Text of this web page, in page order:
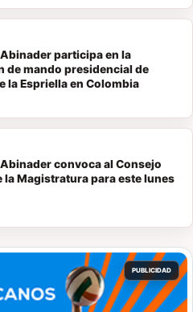
participa en la
de mando presidencial de
la Espriella en Colombia
convoca al Consejo
la Magistratura para este lunes